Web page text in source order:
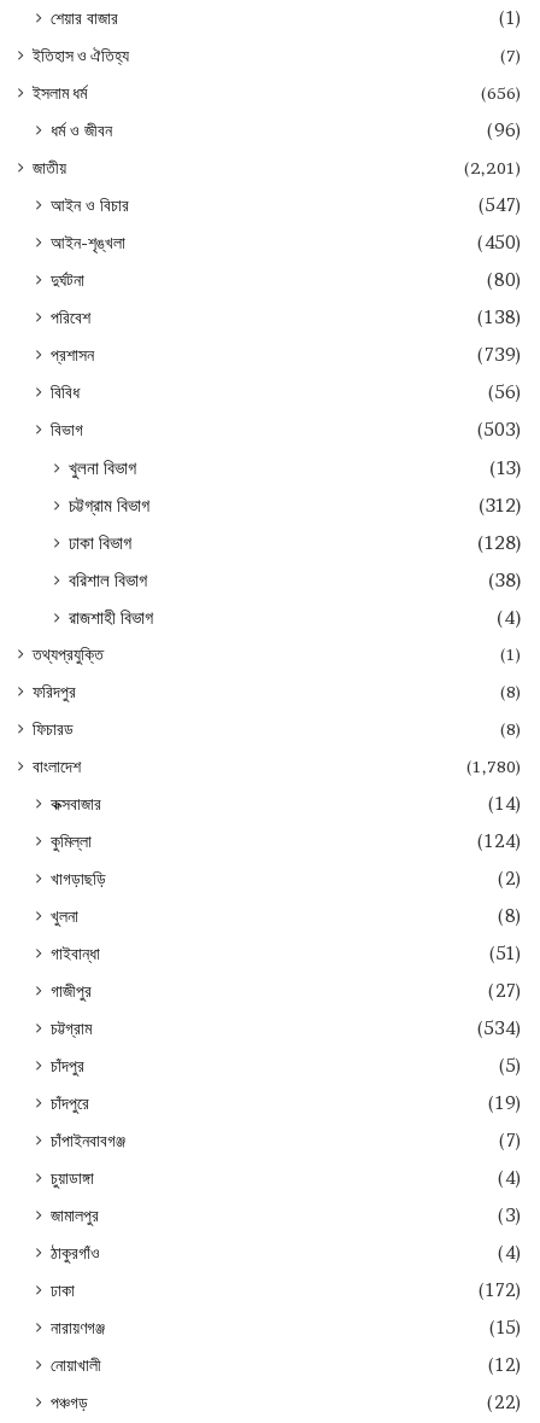
শেয়ার বাজার
(1)
ইতিহাস ও ঐতিহ্য
(7)
ইসলাম ধর্ম
(656)
ধর্ম ও জীবন (96)
জাতীয় (2,201)
আইন ও বিচার
(547)
আইন-শৃঙ্খলা
(450)
দুর্ঘটনা
(80)
পরিবেশ
(138)
প্রশাসন
(739)
বিবিধ
(56)
বিভাগ
(503)
খুলনা বিভাগ
(13)
চট্টগ্রাম বিভাগ
(312)
ঢাকা বিভাগ
(128)
বরিশাল বিভাগ
(38)
রাজশাহী বিভাগ
(4)
তথ্যপ্রযুক্তি
(1)
ফরিদপুর
(8)
ফিচারড
(8)
বাংলাদেশ
(1,780)
কক্সবাজার
(14)
কুমিল্লা
(124)
খাগড়াছড়ি
(2)
খুলনা
(8)
গাইবান্ধা
(51)
গাজীপুর
(27)
চট্টগ্রাম
(534)
চাঁদপুর
(5)
চাঁদপুরে
(19)
চাঁপাইনবাবগঞ্জ
(7)
চুয়াডাঙ্গা
(4)
জামালপুর
(3)
ঠাকুরগাঁও
(4)
ঢাকা
(172)
নারায়ণগঞ্জ
(15)
নোয়াখালী
(12)
পঞ্চগড়
(22)